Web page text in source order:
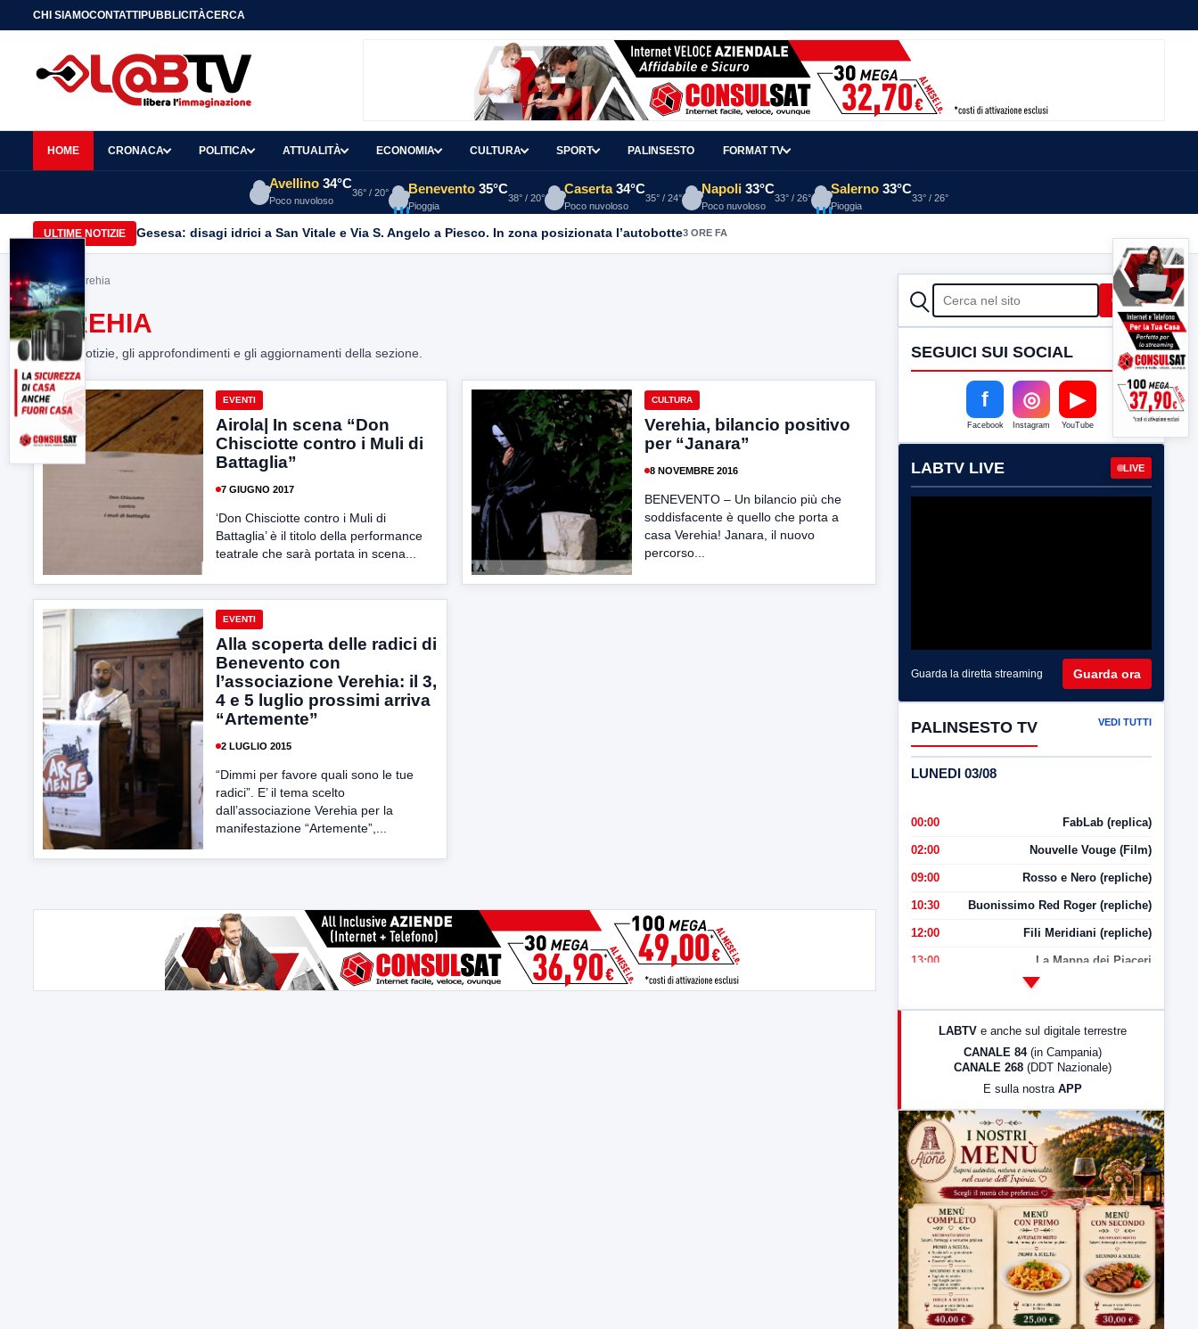
CHI SIAMOCONTATTIPUBBLICITÀCERCA
HOME CRONACA POLITICA ATTUALITÀ ECONOMIA CULTURA SPORT PALINSESTO FORMAT TV
Avellino 34°C
Poco nuvoloso
36° / 20° Benevento 35°C
Pioggia
38° / 20°
Caserta 34°C
Poco nuvoloso
35° / 24°
Napoli 33°C
Poco nuvoloso
33° / 26°
Salerno 33°C
Pioggia
33° / 26°
ULTIME NOTIZIE Gesesa: disagi idrici a San Vitale e Via S. Angelo a Piesco. In zona posizionata l’autobotte3 ORE FA
Home> verehia
VEREHIA
Tutte le notizie, gli approfondimenti e gli aggiornamenti della sezione.
EVENTI
Airola| In scena “Don
Chisciotte contro i Muli di
Battaglia”
7 GIUGNO 2017
‘Don Chisciotte contro i Muli di
Battaglia’ è il titolo della performance
teatrale che sarà portata in scena...
CULTURA
Verehia, bilancio positivo
per “Janara”
8 NOVEMBRE 2016
BENEVENTO – Un bilancio più che
soddisfacente è quello che porta a
casa Verehia! Janara, il nuovo
percorso...
EVENTI
Alla scoperta delle radici di
Benevento con
l’associazione Verehia: il 3,
4 e 5 luglio prossimi arriva
“Artemente”
2 LUGLIO 2015
“Dimmi per favore quali sono le tue
radici”. E’ il tema scelto
dall’associazione Verehia per la
manifestazione “Artemente”,...
CERCA Cerca
SEGUICI SUI SOCIAL
f
Facebook
◎
Instagram
▶
YouTube
LABTV LIVE LIVE
Guarda la diretta streaming Guarda ora
PALINSESTO TV VEDI TUTTI
LUNEDI 03/08
00:00 FabLab (replica)
02:00 Nouvelle Vouge (Film)
09:00 Rosso e Nero (repliche)
10:30 Buonissimo Red Roger (repliche)
12:00 Fili Meridiani (repliche)
13:00 La Mappa dei Piaceri
LabNews (Diretta)
23:00 LabNews (replica)
LABTV e anche sul digitale terrestre
CANALE 84 (in Campania)
CANALE 268 (DDT Nazionale)
E sulla nostra APP